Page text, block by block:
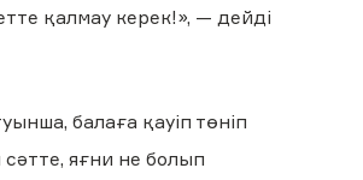
қалмау керек!», — дейді
балаға қауіп төніп
сәтте, яғни не болып